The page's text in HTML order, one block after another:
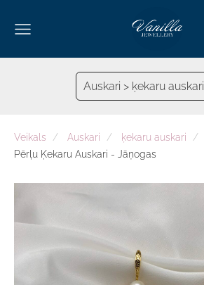
Auskari > ķekaru auskari
Veikals Auskari
ķekaru auskari
Pērļu Ķekaru Auskari - Jāņogas